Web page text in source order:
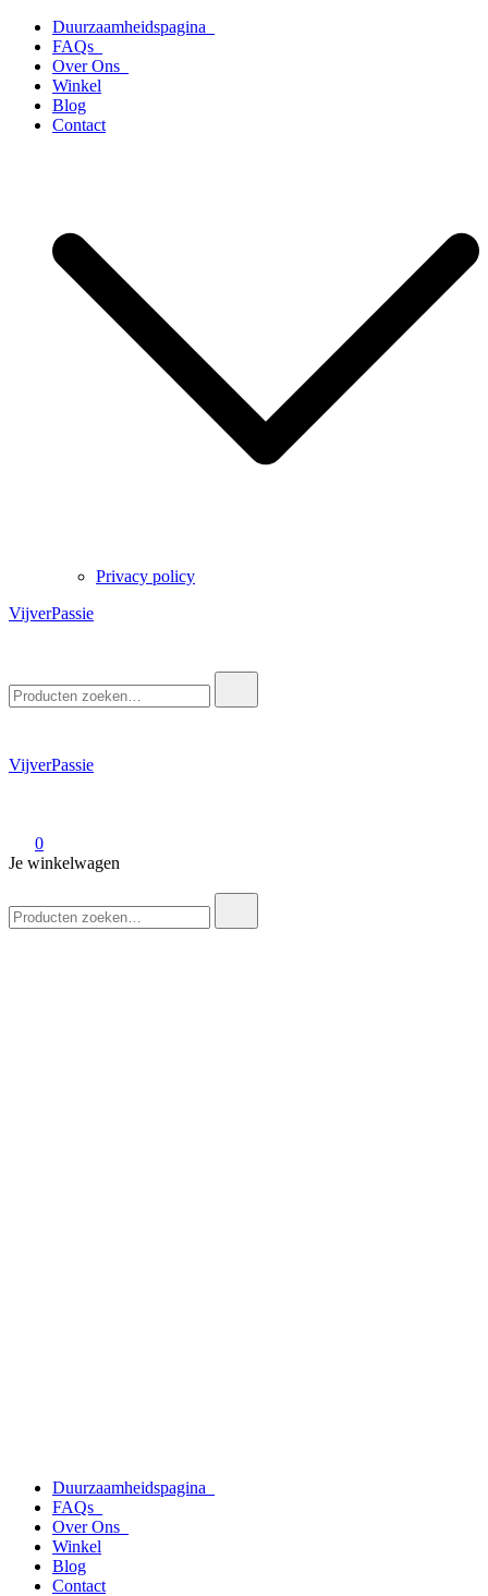
naar
inhoud
Duurzaamheidspagina
FAQs
Over Ons
Winkel
Blog
Contact
Privacy policy
VijverPassie
naar:
VijverPassie
0
Je winkelwagen
naar:
Duurzaamheidspagina
FAQs
Over Ons
Winkel
Blog
Contact